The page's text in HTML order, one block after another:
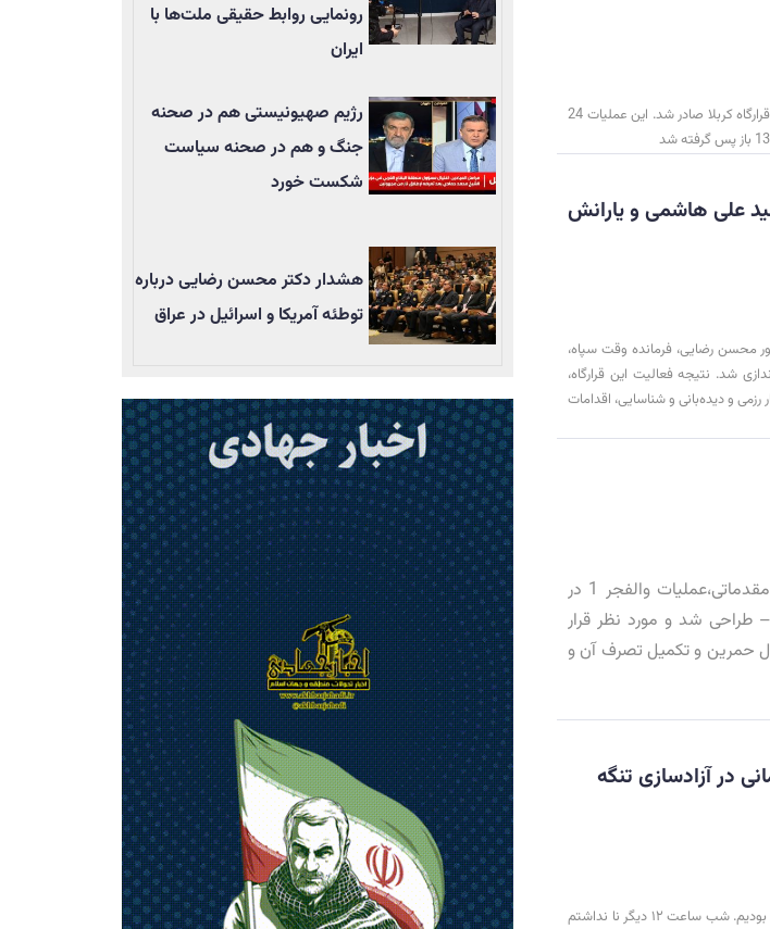
در روز دهم اردیبهشت ماه 1361 فرمان عملیات الی بیت المقدس از قرارگاه کربلا صادر شد. این عملیات 24
علی هاشمی و یارانش
محسن رضایی، فرمانده وقت سپاه،
شد. نتیجه فعالیت این قرارگاه،
رزمی و دیده‌بانی و شناسایی، اقدامات
عملیات والفجر1 مدتی پس از انجام عملیات والفجر مقدماتی،‌عملیات والفجر 1 در
طراحی شد و مورد نظر قرار
حمرین و تكمیل تصرف آن و
در آزادسازی تنگه
بعد از ۱۰ روز جنگ به‌شدت خسته بودیم. ده شبانه‌روز اصلاً نخوابیده بودیم. شب ساعت ۱۲ دیگر نا نداشتم
رونمایی روابط حقیقی ملت‌ها با
ایران
رژیم صهیونیستی هم در صحنه
جنگ و هم در صحنه سیاست
شکست خورد
هشدار دکتر محسن رضایی درباره
توطئه آمریکا و اسرائیل در عراق